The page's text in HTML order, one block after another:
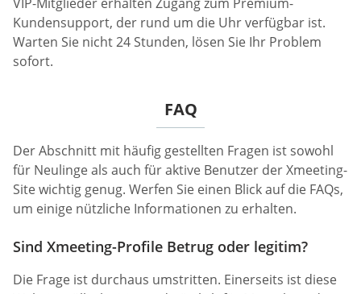
Kundensupport, der rund um die Uhr verfügbar ist.
Warten Sie nicht 24 Stunden, lösen Sie Ihr Problem
sofort.
FAQ
Der Abschnitt mit häufig gestellten Fragen ist sowohl
für Neulinge als auch für aktive Benutzer der Xmeeting-
Site wichtig genug. Werfen Sie einen Blick auf die FAQs,
um einige nützliche Informationen zu erhalten.
Sind Xmeeting-Profile Betrug oder legitim?
Die Frage ist durchaus umstritten. Einerseits ist diese